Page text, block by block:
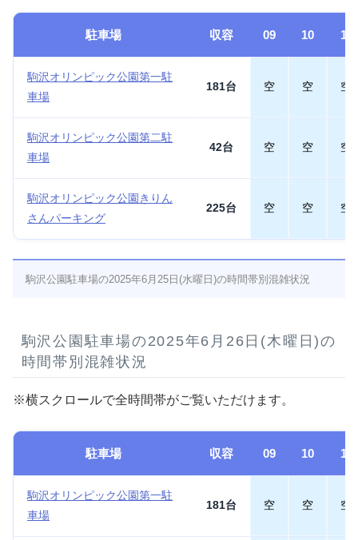
駐車場 収容 09 10 11
駒沢オリンピック公園第一駐
車場
181台 空 空 空
駒沢オリンピック公園第二駐
車場
42台 空 空 空
駒沢オリンピック公園きりん
さんパーキング
225台 空 空 空
駒沢公園駐車場の2025年6月25日(水曜日)の時間帯別混雑状況
駒沢公園駐車場の2025年6月26日(木曜日)の
時間帯別混雑状況
※横スクロールで全時間帯がご覧いただけます。
駐車場 収容 09 10 11
駒沢オリンピック公園第一駐
車場
181台 空 空 空